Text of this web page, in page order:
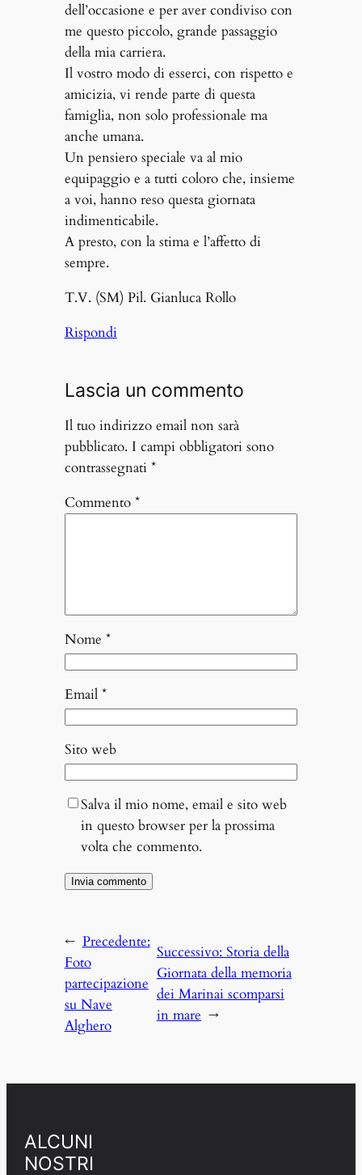
dell’occasione e per aver condiviso con
me questo piccolo, grande passaggio
della mia carriera.
Il vostro modo di esserci, con rispetto e
amicizia, vi rende parte di questa
famiglia, non solo professionale ma
anche umana.
Un pensiero speciale va al mio
equipaggio e a tutti coloro che, insieme
a voi, hanno reso questa giornata
indimenticabile.
A presto, con la stima e l’affetto di
sempre.
T.V. (SM) Pil. Gianluca Rollo
Rispondi
Lascia un commento
Il tuo indirizzo email non sarà
pubblicato. I campi obbligatori sono
contrassegnati *
Commento *
Nome *
Email *
Sito web
Salva il mio nome, email e sito web
in questo browser per la prossima
volta che commento.
← Precedente:
Foto
partecipazione
su Nave
Alghero
Successivo: Storia della
Giornata della memoria
dei Marinai scomparsi
in mare →
ALCUNI
NOSTRI